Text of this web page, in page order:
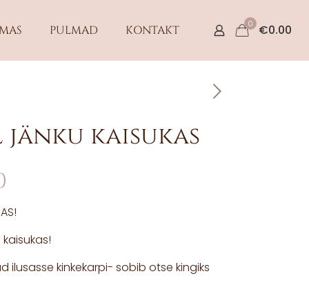
PULMAD KONTAKT 0 €0.00
kaisukas
ilusasse kinkekarpi- sobib otse kingiks